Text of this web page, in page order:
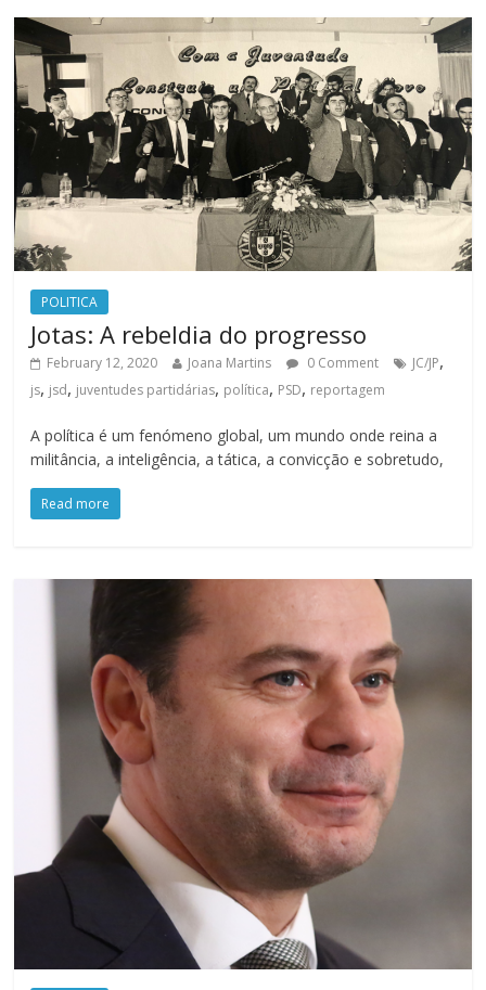
POLITICA
Jotas: A rebeldia do progresso
February 12, 2020 Joana Martins 0 Comment JC/JP,
js, jsd, juventudes partidárias, política, PSD, reportagem
A política é um fenómeno global, um mundo onde reina a
militância, a inteligência, a tática, a convicção e sobretudo,
Read more